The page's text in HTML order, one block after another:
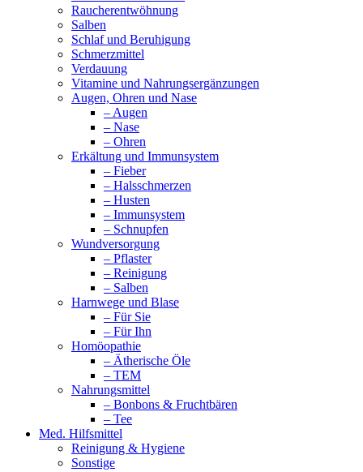
Raucherentwöhnung
Salben
Schlaf und Beruhigung
Schmerzmittel
Verdauung
Vitamine und Nahrungsergänzungen
Augen, Ohren und Nase
– Augen
– Nase
– Ohren
Erkältung und Immunsystem
– Fieber
– Halsschmerzen
– Husten
– Immunsystem
– Schnupfen
Wundversorgung
– Pflaster
– Reinigung
– Salben
Harnwege und Blase
– Für Sie
– Für Ihn
Homöopathie
– Ätherische Öle
– TEM
Nahrungsmittel
– Bonbons & Fruchtbären
– Tee
Med. Hilfsmittel
Reinigung & Hygiene
Sonstige